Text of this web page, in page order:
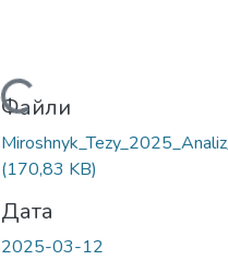
Вантажиться...
Файли
(170,83 KB)
Дата
2025-03-12